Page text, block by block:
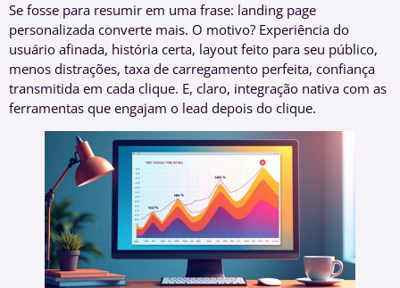
Se fosse para resumir em uma frase: landing page
personalizada converte mais. O motivo? Experiência do
usuário afinada, história certa, layout feito para seu público,
menos distrações, taxa de carregamento perfeita, confiança
transmitida em cada clique. E, claro, integração nativa com as
ferramentas que engajam o lead depois do clique.